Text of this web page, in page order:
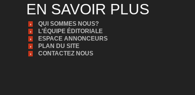
EN SAVOIR PLUS
QUI SOMMES NOUS?
L'ÉQUIPE ÉDITORIALE
ESPACE ANNONCEURS
PLAN DU SITE
CONTACTEZ NOUS